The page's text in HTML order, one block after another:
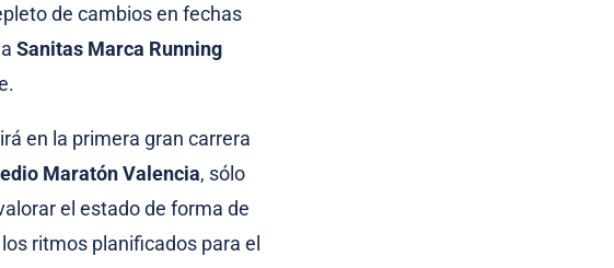
de cambios en fechas
Sanitas Marca Running
en la primera gran carrera
Maratón Valencia, sólo
el estado de forma de
ritmos planificados para el